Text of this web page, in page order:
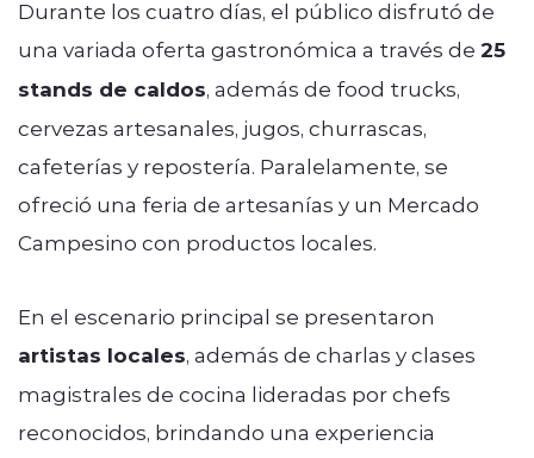
Durante los cuatro días, el público disfrutó de
una variada oferta gastronómica a través de 25
stands de caldos, además de food trucks,
cervezas artesanales, jugos, churrascas,
cafeterías y repostería. Paralelamente, se
ofreció una feria de artesanías y un Mercado
Campesino con productos locales.
En el escenario principal se presentaron
artistas locales, además de charlas y clases
magistrales de cocina lideradas por chefs
reconocidos, brindando una experiencia